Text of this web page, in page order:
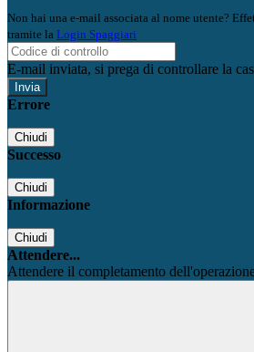
Non hai una e-mail associata al nome utente?
tramite la Login Spaggiari
E-mail inviata, si prega di controllare la
Errore
Chiudi
Successo
Chiudi
Informazione
Chiudi
Attendere...
Attendere il completamento